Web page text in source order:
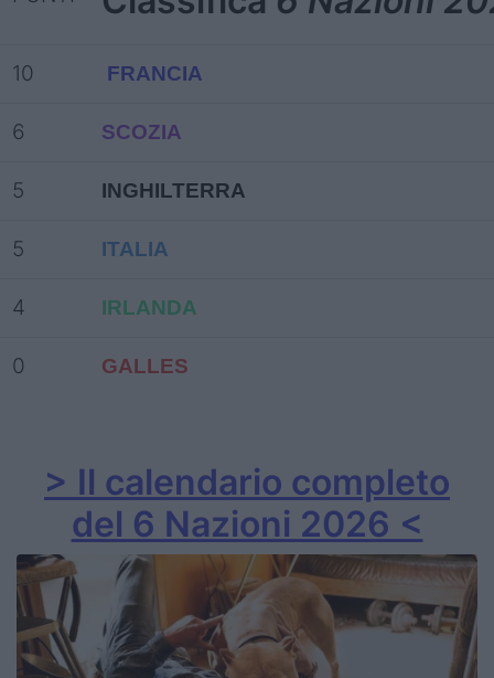
10 FRANCIA
6 SCOZIA
5 INGHILTERRA
5 ITALIA
4 IRLANDA
0 GALLES
> Il calendario completo
del 6 Nazioni 2026 <